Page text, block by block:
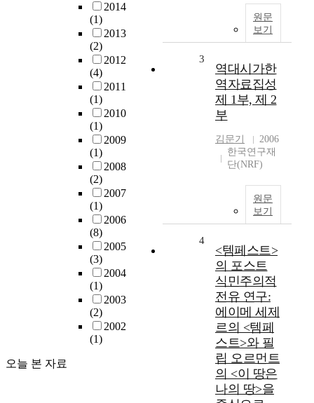
2014
(1)
2013
(2)
2012
(4)
2011
(1)
2010
(1)
2009
(1)
2008
(2)
2007
(1)
2006
(8)
2005
(3)
2004
(1)
2003
(2)
2002
(1)
오늘 본 자료
원문
보기
3
역대시가한
역자료집성
제 1부, 제 2
부
김문기
2006
한국연구재
단(NRF)
원문
보기
4
<템페스트>
의 포스트
식민주의적
전유 연구:
에이메 세제
르의 <템페
스트>와 필
립 오르먼트
의 <이 땅은
나의 땅>을